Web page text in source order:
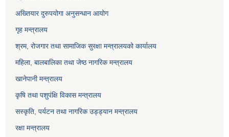
अख्तियार दुरुपयोगा अनुसन्धान आयोग
गृह मन्त्रालय
श्रम, रोजगार तथा सामाजिक सुरक्षा मन्त्रालयको कार्यालय
महिला, बालबालिका तथा जेष्ठ नागरिक मन्त्रालय
खानेपानी मन्त्रालय
कृषि तथा पशुपंक्षि विकास मन्त्रालय
सस्कृति, पर्यटन तथा नागरिक उड्ड्यान मन्त्रालय
रक्षा मन्त्रालय